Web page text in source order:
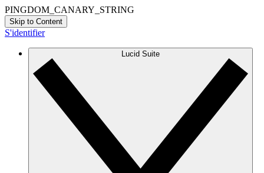
PINGDOM_CANARY_STRING
Skip to Content
S'identifier
Lucid Suite